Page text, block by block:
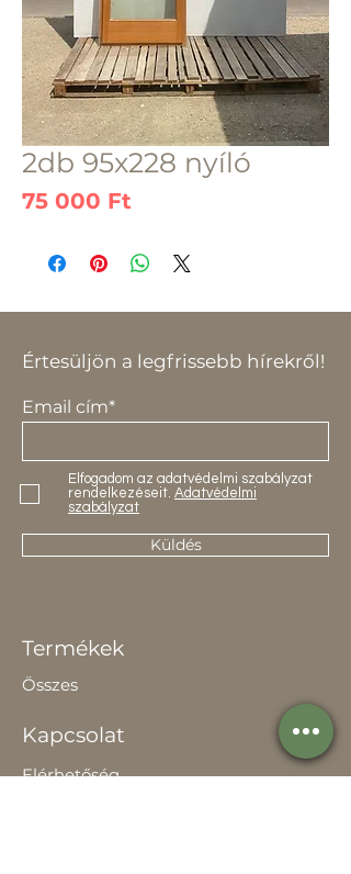
2db 95x228 nyíló
75 000 Ft
Értesüljön a legfrissebb hírekről!
Email cím*
Elfogadom az adatvédelmi szabályzat
rendelkezéseit. Adatvédelmi
szabályzat
Küldés
Termékek
Összes
Kapcsolat
Elérhetőség